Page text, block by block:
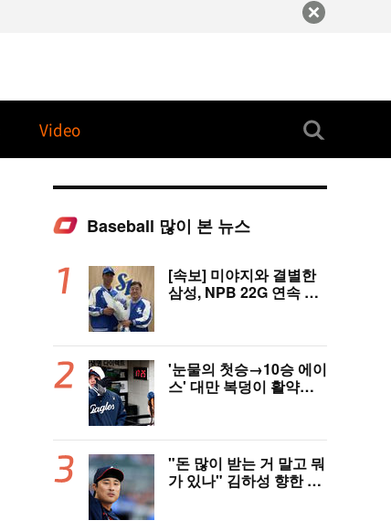
Video
Baseball 많이 본 뉴스
[속보] 미야지와 결별한
삼성, NPB 22G 연속 무
'눈물의 첫승→10승 에이
스' 대만 복덩이 활약에
"돈 많이 받는 거 말고 뭐
가 있나" 김하성 향한 현